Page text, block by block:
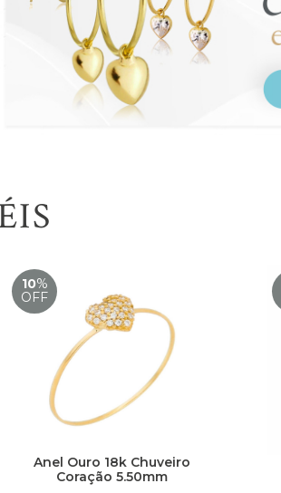
10%
OFF
Anel Ouro 18k Chuveiro
Coração 5.50mm